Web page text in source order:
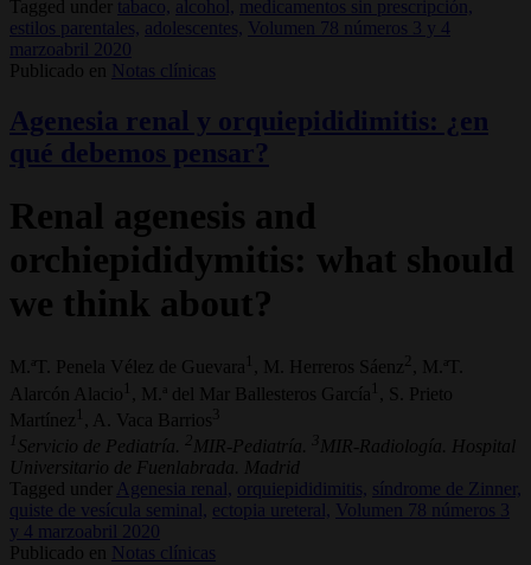
Tagged under tabaco, alcohol,
medicamentos sin prescripción,
estilos parentales, adolescentes,
Volumen 78 números 3 y 4
marzoabril 2020
Publicado en
Notas clínicas
Agenesia renal y orquiepididimitis: ¿en
qué debemos pensar?
Renal agenesis and
orchiepididymitis: what should
we think about?
M.ªT. Penela Vélez de Guevara 1 , M. Herreros Sáenz
, M.ªT.
Alarcón Alacio 1 , M.ª del Mar Ballesteros García 1
, S. Prieto
Martínez 1 , A. Vaca Barrios 3
1 Servicio de Pediatría. 2 MIR-Pediatría. 3 MIR-Radiología. Hospital
Universitario de Fuenlabrada. Madrid
Tagged under
Agenesia renal, orquiepididimitis, síndrome de Zinner,
quiste de vesícula seminal,
ectopia ureteral,
Volumen 78 números 3
y 4 marzoabril 2020
Publicado en
Notas clínicas